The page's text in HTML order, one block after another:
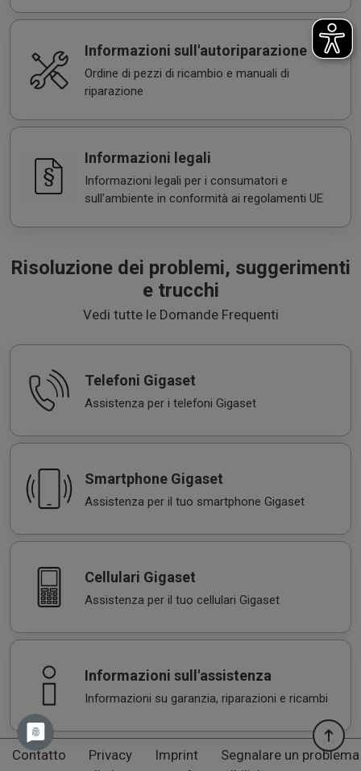
Informazioni sull'autoriparazione
Ordine di pezzi di ricambio e manuali di
riparazione
Informazioni legali
Informazioni legali per i consumatori e
sull’ambiente in conformità ai regolamenti UE
Risoluzione dei problemi, suggerimenti
e trucchi
Vedi tutte le Domande Frequenti
Telefoni Gigaset
Assistenza per i telefoni Gigaset
Smartphone Gigaset
Assistenza per il tuo smartphone Gigaset
Cellulari Gigaset
Assistenza per il tuo cellulari Gigaset
Informazioni sull'assistenza
Informazioni su garanzia, riparazioni e ricambi
Contatto Privacy Imprint
Segnalare un problema